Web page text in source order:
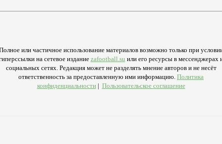
или частичное использование материалов возможно только при
на сетевое издание zafootball.su или его ресурсы в мессенджерах
социальных сетях. Редакция может не разделять мнение авторов и не несёт
ответственность за предоставленную ими информацию. Политика
конфиденциальности| Пользовательское соглашение